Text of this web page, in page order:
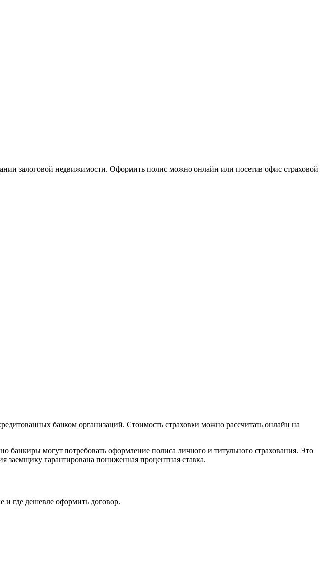
залоговой недвижимости. Оформить полис можно онлайн или посетив офис страховой
банком организаций. Стоимость страховки можно рассчитать онлайн на
могут потребовать оформление полиса личного и титульного страхования. Это
заемщику гарантирована пониженная процентная ставка.
и где дешевле оформить договор.